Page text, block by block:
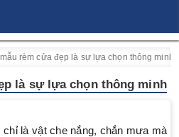
rèm cửa đẹp là sự lựa chọn thông minh
là sự lựa chọn thông minh
là vật che nắng, chắn mưa mà